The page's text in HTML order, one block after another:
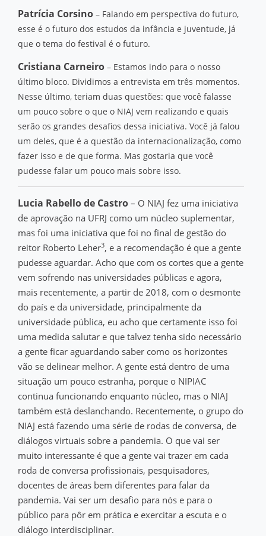
Patrícia Corsino – Falando em perspectiva do futuro,
esse é o futuro dos estudos da infância e juventude, já
que o tema do festival é o futuro.
Cristiana Carneiro – Estamos indo para o nosso
último bloco. Dividimos a entrevista em três momentos.
Nesse último, teriam duas questões: que você falasse
um pouco sobre o que o NIAJ vem realizando e quais
serão os grandes desafios dessa iniciativa. Você já falou
um deles, que é a questão da internacionalização, como
fazer isso e de que forma. Mas gostaria que você
pudesse falar um pouco mais sobre isso.
Lucia Rabello de Castro – O NIAJ fez uma iniciativa
de aprovação na UFRJ como um núcleo suplementar,
mas foi uma iniciativa que foi no final de gestão do
reitor Roberto Leher3, e a recomendação é que a gente
pudesse aguardar. Acho que com os cortes que a gente
vem sofrendo nas universidades públicas e agora,
mais recentemente, a partir de 2018, com o desmonte
do país e da universidade, principalmente da
universidade pública, eu acho que certamente isso foi
uma medida salutar e que talvez tenha sido necessário
a gente ficar aguardando saber como os horizontes
vão se delinear melhor. A gente está dentro de uma
situação um pouco estranha, porque o NIPIAC
continua funcionando enquanto núcleo, mas o NIAJ
também está deslanchando. Recentemente, o grupo do
NIAJ está fazendo uma série de rodas de conversa, de
diálogos virtuais sobre a pandemia. O que vai ser
muito interessante é que a gente vai trazer em cada
roda de conversa profissionais, pesquisadores,
docentes de áreas bem diferentes para falar da
pandemia. Vai ser um desafio para nós e para o
público para pôr em prática e exercitar a escuta e o
diálogo interdisciplinar.